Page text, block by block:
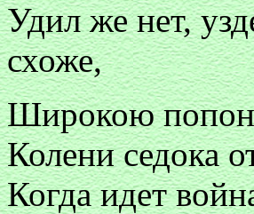
Удил же нет,
схоже,
Широкою
Колени седока
Когда идет